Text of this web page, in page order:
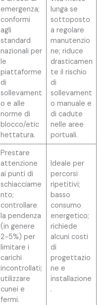
emergenza;
conformi
agli
standard
nazionali per
le
piattaforme
di
sollevament
o e alle
norme di
blocco/etic
hettatura.
lunga se
sottoposto
a regolare
manutenzio
ne; riduce
drasticamen
te il rischio
di
sollevament
o manuale e
di cadute
nelle aree
portuali.
Prestare
attenzione
ai punti di
schiacciame
nto;
controllare
la pendenza
(in genere
2-5%) per
limitare i
carichi
incontrollati;
utilizzare
cunei e
fermi.
Ideale per
percorsi
ripetitivi;
basso
consumo
energetico;
richiede
alcuni costi
di
progettazio
ne e
installazione
.